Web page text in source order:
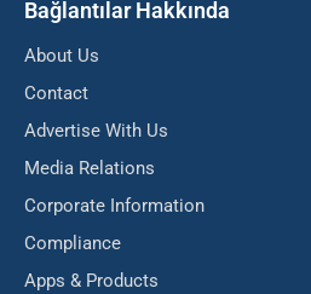
Bağlantılar Hakkında
About Us
Contact
Advertise With Us
Media Relations
Corporate Information
Compliance
Apps & Products